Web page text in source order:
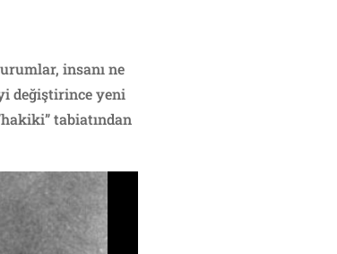
insanı ne
değiştirince yeni
tabiatından